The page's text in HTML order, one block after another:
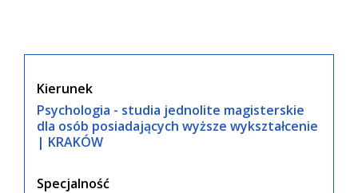
Kierunek
Psychologia - studia jednolite magisterskie
dla osób posiadających wyższe wykształcenie
| KRAKÓW
Specjalność